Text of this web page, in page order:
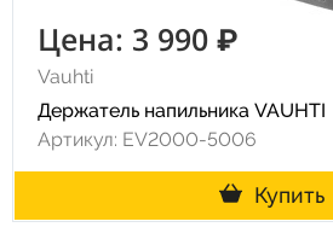
Цена: 3 990 ₽
Vauhti
Держатель напильника VAUHTI
Артикул: EV2000-5006
Купить